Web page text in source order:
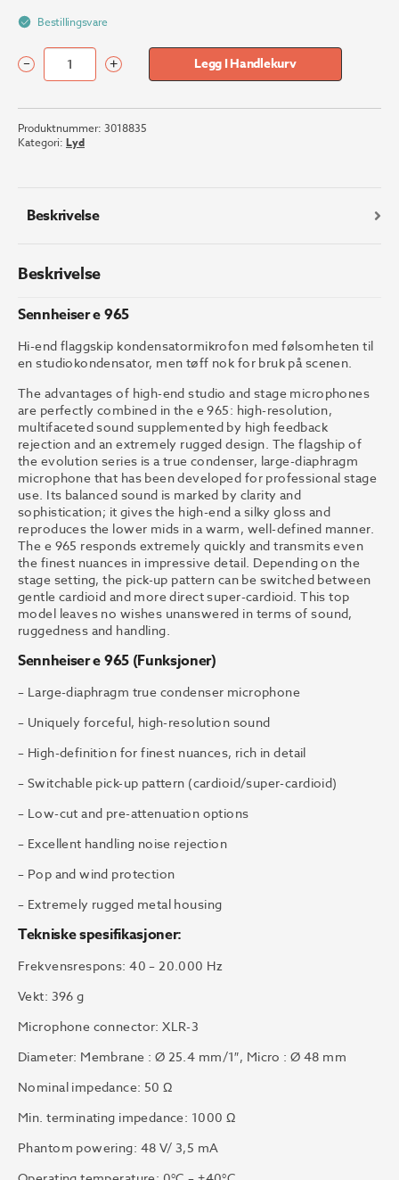
Bestillingsvare
Sennheiser
965
antall
– + Legg I Handlekurv
Produktnummer: 3018835
Kategori: Lyd
Beskrivelse
Beskrivelse
Sennheiser e 965
Hi-end flaggskip kondensatormikrofon med følsomheten til
en studiokondensator, men tøff nok for bruk på scenen.
The advantages of high-end studio and stage microphones
are perfectly combined in the e 965: high-resolution,
multifaceted sound supplemented by high feedback
rejection and an extremely rugged design. The flagship of
the evolution series is a true condenser, large-diaphragm
microphone that has been developed for professional stage
use. Its balanced sound is marked by clarity and
sophistication; it gives the high-end a silky gloss and
reproduces the lower mids in a warm, well-defined manner.
The e 965 responds extremely quickly and transmits even
the finest nuances in impressive detail. Depending on the
stage setting, the pick-up pattern can be switched between
gentle cardioid and more direct super-cardioid. This top
model leaves no wishes unanswered in terms of sound,
ruggedness and handling.
Sennheiser e 965 (Funksjoner)
– Large-diaphragm true condenser microphone
– Uniquely forceful, high-resolution sound
– High-definition for finest nuances, rich in detail
– Switchable pick-up pattern (cardioid/super-cardioid)
– Low-cut and pre-attenuation options
– Excellent handling noise rejection
– Pop and wind protection
– Extremely rugged metal housing
Tekniske spesifikasjoner:
Frekvensrespons: 40 – 20.000 Hz
Vekt: 396 g
Microphone connector: XLR-3
Diameter: Membrane : Ø 25.4 mm/1″, Micro : Ø 48 mm
Nominal impedance: 50 Ω
Min. terminating impedance: 1000 Ω
Phantom powering: 48 V/ 3,5 mA